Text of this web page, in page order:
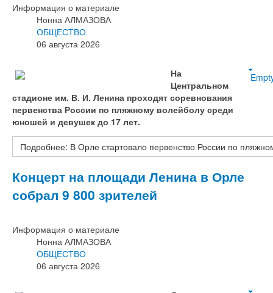
Информация о материале
Нонна АЛМАЗОВА
ОБЩЕСТВО
06 августа 2026
На
Центральном
стадионе им. В. И. Ленина проходят соревнования
первенства России по пляжному волейболу среди
юношей и девушек до 17 лет.
Подробнее: В Орле стартовало первенство России по
Концерт на площади Ленина в Орле
собрал 9 800 зрителей
Информация о материале
Нонна АЛМАЗОВА
ОБЩЕСТВО
06 августа 2026